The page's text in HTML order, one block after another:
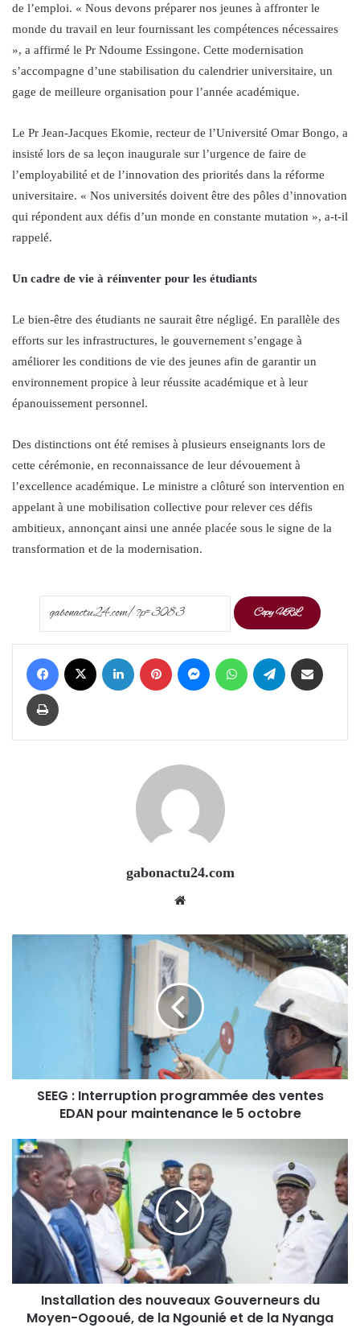
de l’emploi. « Nous devons préparer nos jeunes à affronter le
monde du travail en leur fournissant les compétences nécessaires
», a affirmé le Pr Ndoume Essingone. Cette modernisation
s’accompagne d’une stabilisation du calendrier universitaire, un
gage de meilleure organisation pour l’année académique.
Le Pr Jean-Jacques Ekomie, recteur de l’Université Omar Bongo, a
insisté lors de sa leçon inaugurale sur l’urgence de faire de
l’employabilité et de l’innovation des priorités dans la réforme
universitaire. « Nos universités doivent être des pôles d’innovation
qui répondent aux défis d’un monde en constante mutation », a-t-il
rappelé.
Un cadre de vie à réinventer pour les étudiants
Le bien-être des étudiants ne saurait être négligé. En parallèle des
efforts sur les infrastructures, le gouvernement s’engage à
améliorer les conditions de vie des jeunes afin de garantir un
environnement propice à leur réussite académique et à leur
épanouissement personnel.
Des distinctions ont été remises à plusieurs enseignants lors de
cette cérémonie, en reconnaissance de leur dévouement à
l’excellence académique. Le ministre a clôturé son intervention en
appelant à une mobilisation collective pour relever ces défis
ambitieux, annonçant ainsi une année placée sous le signe de la
transformation et de la modernisation.
Copy URL
Facebook LinkedIn Pinterest Messenger WhatsApp Telegram
Print
gabonactu24.com
SEEG : Interruption programmée des ventes
EDAN pour maintenance le 5 octobre
Installation des nouveaux Gouverneurs du
Moyen-Ogooué, de la Ngounié et de la Nyanga